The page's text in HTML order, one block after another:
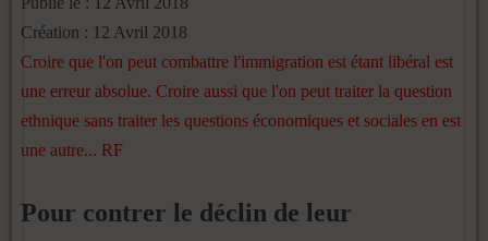
Création : 12 Avril 2018
Croire que l'on peut combattre l'immigration est étant libéral est
une erreur absolue. Croire aussi que l'on peut traiter la question
ethnique sans traiter les questions économiques et sociales en est
une autre... RF
Pour contrer le déclin de leur